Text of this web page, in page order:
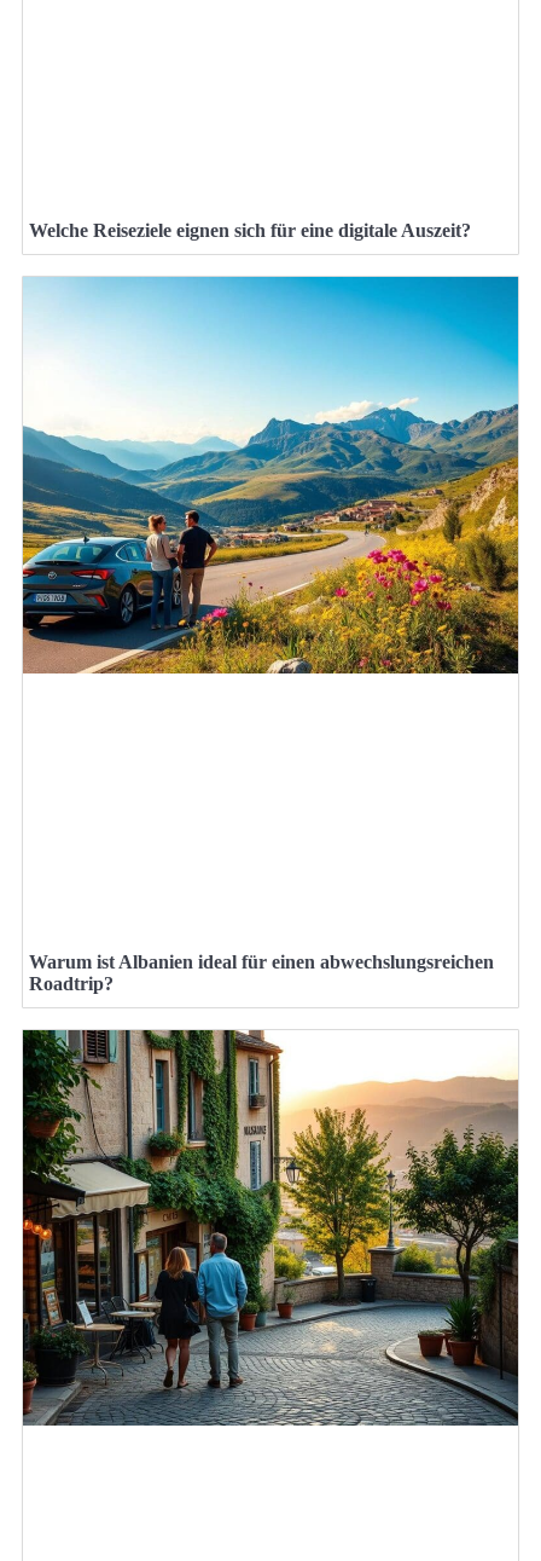
Welche Reiseziele eignen sich für eine digitale Auszeit?
Warum ist Albanien ideal für einen abwechslungsreichen
Roadtrip?